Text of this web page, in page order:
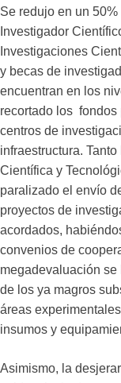
Se redujo en un
Investigador
Investigaciones
y becas de
encuentran en los
recortado los fondos
centros de
infraestructura.
Científica y
paralizado el envío
proyectos de
acordados,
convenios de
megadevaluación
de los ya magros
áreas
insumos y
Asimismo, la